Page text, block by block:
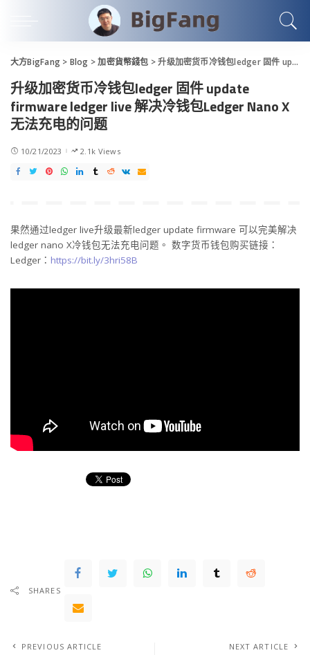
大方BigFang > Blog >加密貨幣錢包 >升级加密货币冷钱包ledger 固件 update firmware ledger live 解决冷钱包Ledger Nano X无法充电的问题
升级加密货币冷钱包ledger 固件 update
firmware ledger live 解决冷钱包Ledger Nano X
无法充电的问题
10/21/2023 2.1k Views
果然通过ledger live升级最新ledger update firmware 可以完美解决
ledger nano X冷钱包无法充电问题。 数字货币钱包购买链接：
Ledger： https://bit.ly/3hri58B
SHARES
PREVIOUS ARTICLE NEXT ARTICLE